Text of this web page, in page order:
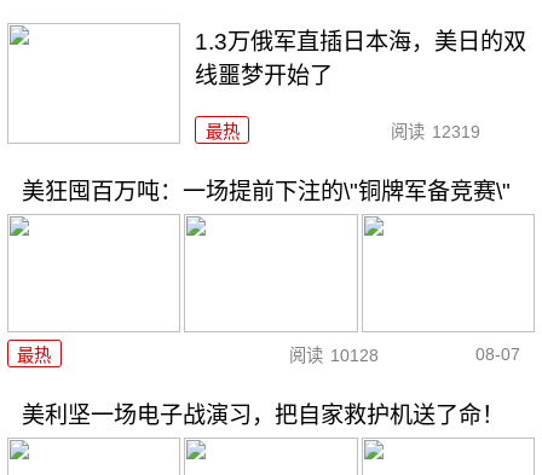
1.3万俄军直插日本海，美日的双
线噩梦开始了
最热 阅读 12319
美狂囤百万吨：一场提前下注的\"铜牌军备竞赛\"
最热 阅读 10128 08-07
美利坚一场电子战演习，把自家救护机送了命！